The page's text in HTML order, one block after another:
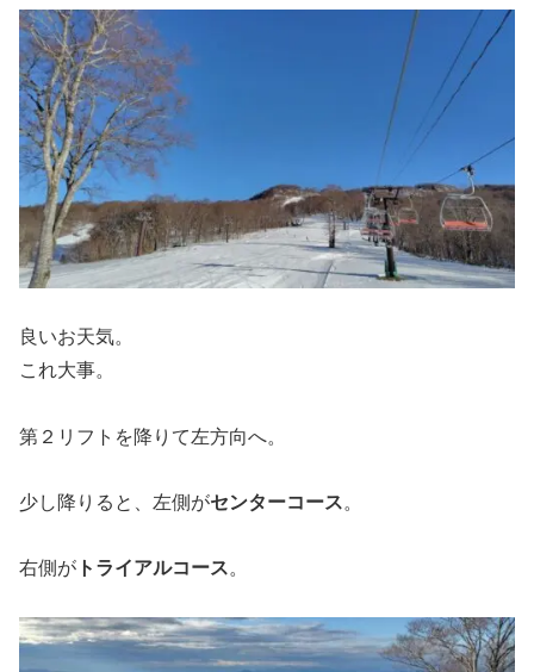
良いお天気。
これ大事。
第２リフトを降りて左方向へ。
少し降りると、左側がセンターコース。
右側が トライアルコース。